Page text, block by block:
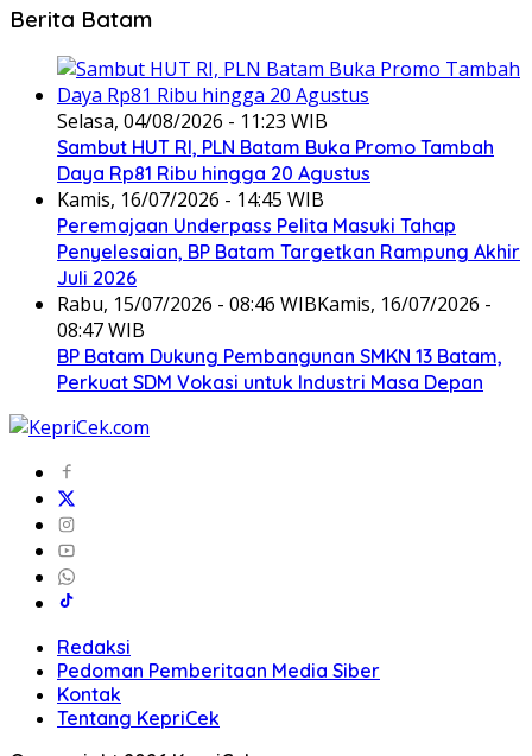
Berita Batam
Selasa, 04/08/2026 - 11:23 WIB
Sambut HUT RI, PLN Batam Buka Promo Tambah
Daya Rp81 Ribu hingga 20 Agustus
Kamis, 16/07/2026 - 14:45 WIB
Peremajaan Underpass Pelita Masuki Tahap
Penyelesaian, BP Batam Targetkan Rampung Akhir
Juli 2026
Rabu, 15/07/2026 - 08:46 WIBKamis, 16/07/2026 -
08:47 WIB
BP Batam Dukung Pembangunan SMKN 13 Batam,
Perkuat SDM Vokasi untuk Industri Masa Depan
Redaksi
Pedoman Pemberitaan Media Siber
Kontak
Tentang KepriCek